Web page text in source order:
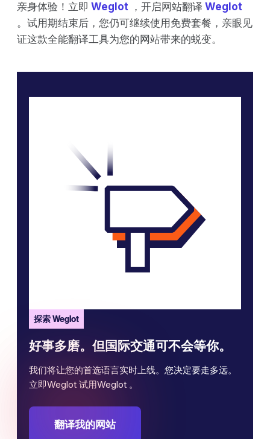
亲身体验！立即 Weglot ，开启网站翻译 Weglot
。试用期结束后，您仍可继续使用免费套餐，亲眼见
证这款全能翻译工具为您的网站带来的蜕变。
探索 Weglot
好事多磨。但国际交通可不会等你。
我们将让您的首选语言实时上线。您决定要走多远。
立即Weglot 试用Weglot 。
翻译我的网站